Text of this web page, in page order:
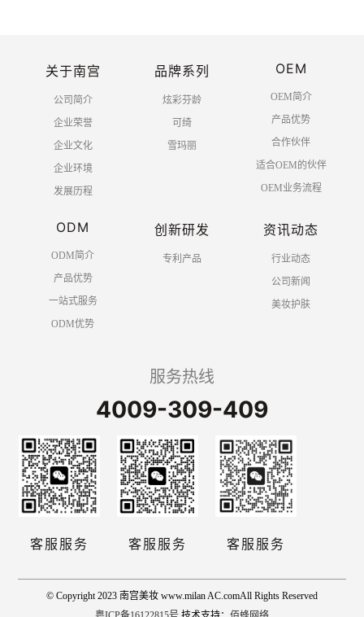
关于南宫
公司简介
企业荣誉
企业文化
企业环境
发展历程
品牌系列
炫彩芬龄
可绮
雪玛丽
OEM
OEM简介
产品优势
合作伙伴
适合OEM的伙伴
OEM业务流程
ODM
ODM简介
产品优势
一站式服务
ODM优势
创新研发
专利产品
资讯动态
行业动态
公司新闻
美妆护肤
服务热线
4009-309-409
客服服务 客服服务 客服服务
© Copyright 2023 南宫美妆 www.milan AC.comAll Rights Reserved